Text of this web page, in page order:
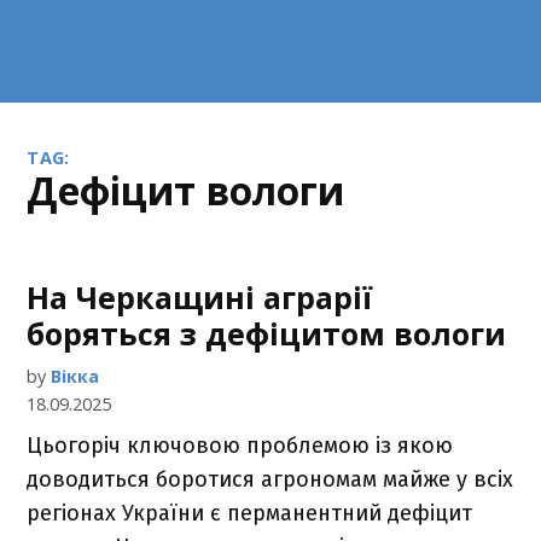
TAG:
дефіцит вологи
На Черкащині аграрії
боряться з дефіцитом вологи
by Вікка
18.09.2025
Цьогоріч ключовою проблемою із якою
доводиться боротися агрономам майже у всіх
регіонах України є перманентний дефіцит